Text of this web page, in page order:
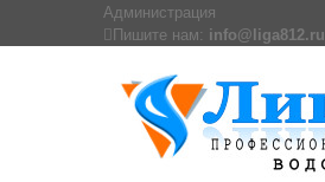
Администрация
Пишите нам: info@liga812.ru